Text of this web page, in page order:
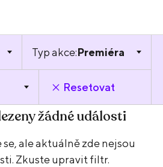
Typ akce:Premiéra
Resetovat
žádné události
ale aktuálně zde nejsou
Zkuste upravit filtr.